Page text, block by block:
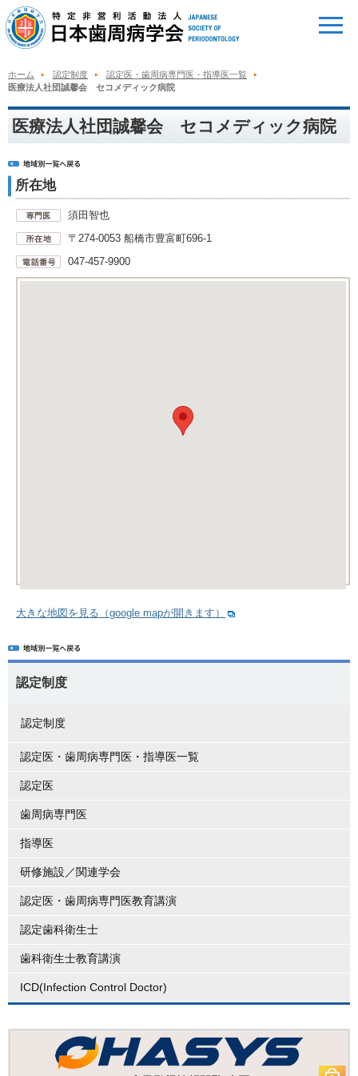
ホーム 認定制度
認定医・歯周病専門医・指導医一覧
医療法人社団誠馨会 セコメディック病院
医療法人社団誠馨会 セコメディック病院
所在地
須田智也
〒274-0053 船橋市豊富町696-1
047-457-9900
大きな地図を見る（google mapが開きます）
認定制度
認定制度
認定医・歯周病専門医・指導医一覧
認定医
歯周病専門医
指導医
研修施設／関連学会
認定医・歯周病専門医教育講演
認定歯科衛生士
歯科衛生士教育講演
ICD(Infection Control Doctor)